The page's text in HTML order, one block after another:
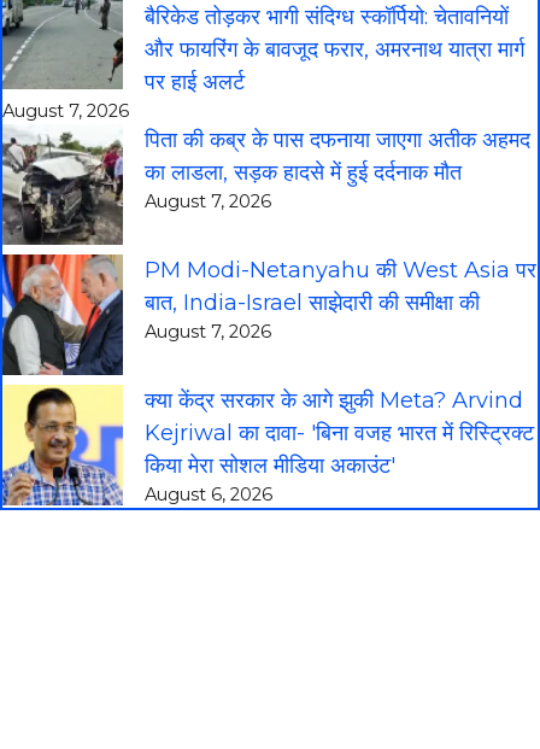
बैरिकेड तोड़कर भागी संदिग्ध स्कॉर्पियो: चेतावनियों
और फायरिंग के बावजूद फरार, अमरनाथ यात्रा मार्ग
पर हाई अलर्ट
August 7, 2026
पिता की कब्र के पास दफनाया जाएगा अतीक अहमद
का लाडला, सड़क हादसे में हुई दर्दनाक मौत
August 7, 2026
PM Modi-Netanyahu की West Asia पर
बात, India-Israel साझेदारी की समीक्षा की
August 7, 2026
क्या केंद्र सरकार के आगे झुकी Meta? Arvind
Kejriwal का दावा- 'बिना वजह भारत में रिस्ट्रिक्ट
किया मेरा सोशल मीडिया अकाउंट'
August 6, 2026